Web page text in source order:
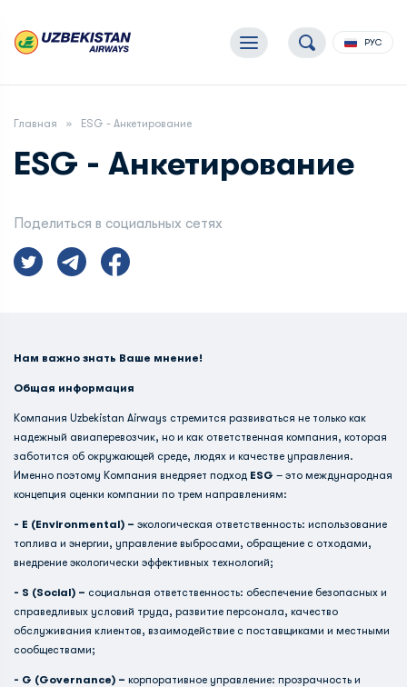
РУС
Главная ESG - Анкетирование
ESG - Анкетирование
Поделиться в социальных сетях
Нам важно знать Ваше мнение!
Общая информация
Компания Uzbekistan Airways стремится развиваться не только как
надежный авиаперевозчик, но и как ответственная компания, которая
заботится об окружающей среде, людях и качестве управления.
Именно поэтому Компания внедряет подход ESG – это международная
концепция оценки компании по трем направлениям:
- E (Environmental) – экологическая ответственность: использование
топлива и энергии, управление выбросами, обращение с отходами,
внедрение экологически эффективных технологий;
- S (Social) – социальная ответственность: обеспечение безопасных и
справедливых условий труда, развитие персонала, качество
обслуживания клиентов, взаимодействие с поставщиками и местными
сообществами;
- G (Governance) – корпоративное управление: прозрачность и